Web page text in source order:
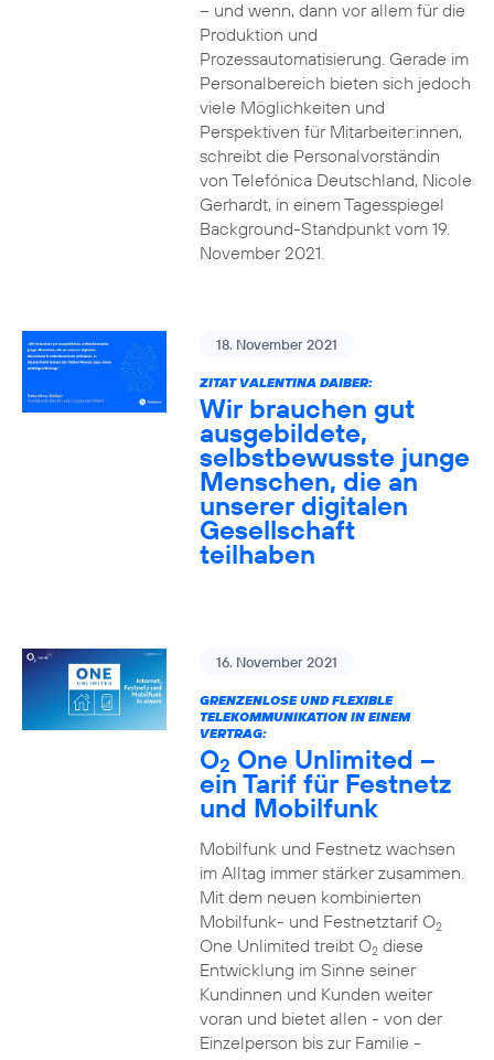
– und wenn, dann vor allem für die
Produktion und
Prozessautomatisierung. Gerade im
Personalbereich bieten sich jedoch
viele Möglichkeiten und
Perspektiven für Mitarbeiter:innen,
schreibt die Personalvorständin
von Telefónica Deutschland, Nicole
Gerhardt, in einem Tagesspiegel
Background-Standpunkt vom 19.
November 2021.
18. November 2021
ZITAT VALENTINA DAIBER:
Wir brauchen gut
ausgebildete,
selbstbewusste junge
Menschen, die an
unserer digitalen
Gesellschaft
teilhaben
16. November 2021
GRENZENLOSE UND FLEXIBLE
TELEKOMMUNIKATION IN EINEM
VERTRAG:
O2 One Unlimited –
ein Tarif für Festnetz
und Mobilfunk
Mobilfunk und Festnetz wachsen
im Alltag immer stärker zusammen.
Mit dem neuen kombinierten
Mobilfunk- und Festnetztarif O2
One Unlimited treibt O2diese
Entwicklung im Sinne seiner
Kundinnen und Kunden weiter
voran und bietet allen - von der
Einzelperson bis zur Familie -